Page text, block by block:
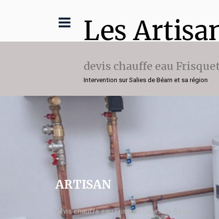
Les
devis chauffe eau
Intervention sur Salies de Béarn et sa région
ARTISAN
devis chauffe eau Frisquet Salies de Béarn